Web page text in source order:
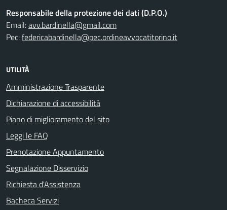
Responsabile della protezione dei dati (D.P.O.)
Email:avv.bardinella@gmail.com
Pec:federicabardinella@pec.ordineavvocatitorino.it
UTILITÀ
Amministrazione Trasparente
Dichiarazione di accessibilità
Piano di miglioramento del sito
Leggi le FAQ
Prenotazione Appuntamento
Segnalazione Disservizio
Richiesta d'Assistenza
Bacheca Servizi